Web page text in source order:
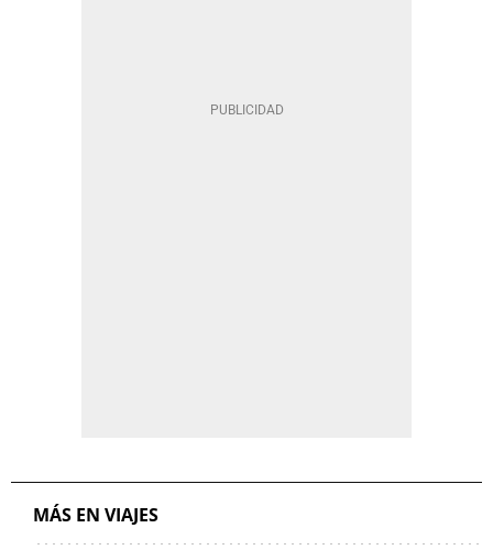
MÁS EN VIAJES